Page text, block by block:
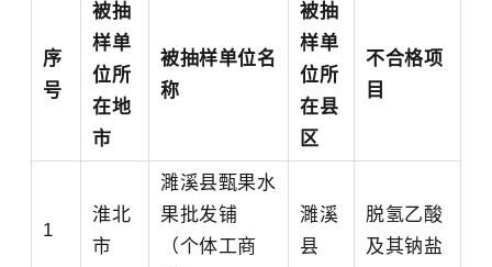
序
号
被抽
样单
位所
在地
市
被抽样单位名
称
被抽
样单
位所
在县
区
不合格项
目
1
淮北
市
濉溪县甄果水
果批发铺
（个体工商
濉溪
县
脱氢乙酸
及其钠盐